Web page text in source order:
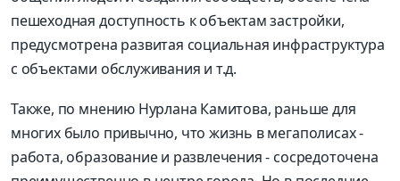
пешеходная доступность к объектам застройки,
предусмотрена развитая социальная инфраструктура
с объектами обслуживания и т.д.
Также, по мнению Нурлана Камитова, раньше для
многих было привычно, что жизнь в мегаполисах -
работа, образование и развлечения - сосредоточена